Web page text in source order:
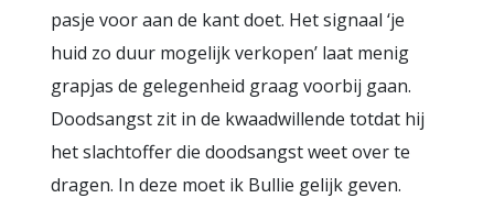
pasje voor aan de kant doet. Het signaal ‘je
huid zo duur mogelijk verkopen’ laat menig
grapjas de gelegenheid graag voorbij gaan.
Doodsangst zit in de kwaadwillende totdat hij
het slachtoffer die doodsangst weet over te
dragen. In deze moet ik Bullie gelijk geven.